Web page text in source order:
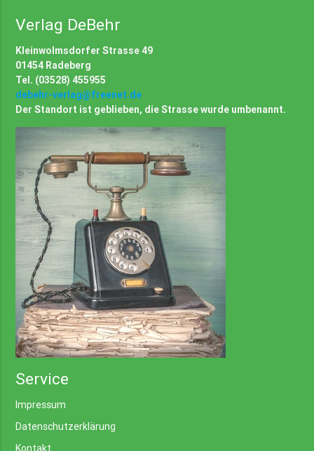
Verlag DeBehr
Kleinwolmsdorfer Strasse 49
01454 Radeberg
Tel. (03528) 455955
debehr-verlag@freenet.de
Der Standort ist geblieben, die Strasse wurde umbenannt.
Service
Impressum
Datenschutzerklärung
Kontakt